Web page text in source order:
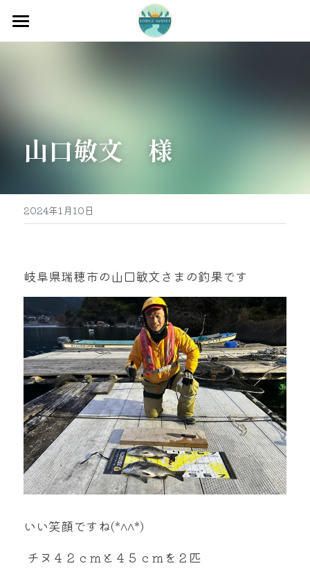
ホーム
牡蠣販売
グッズ販売
お問い合わせ
0597-32-0573
mtok0617love@yahoo.co.jp
お問い合わせ
山口敏文　様
2024年1月10日
岐阜県瑞穂市の山口敏文さまの釣果です
いい笑顔ですね(*^^*)
チヌ４２ｃｍと４５ｃｍを２匹